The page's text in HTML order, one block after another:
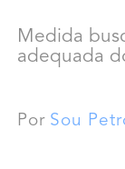
Medida
adequada
Por Sou